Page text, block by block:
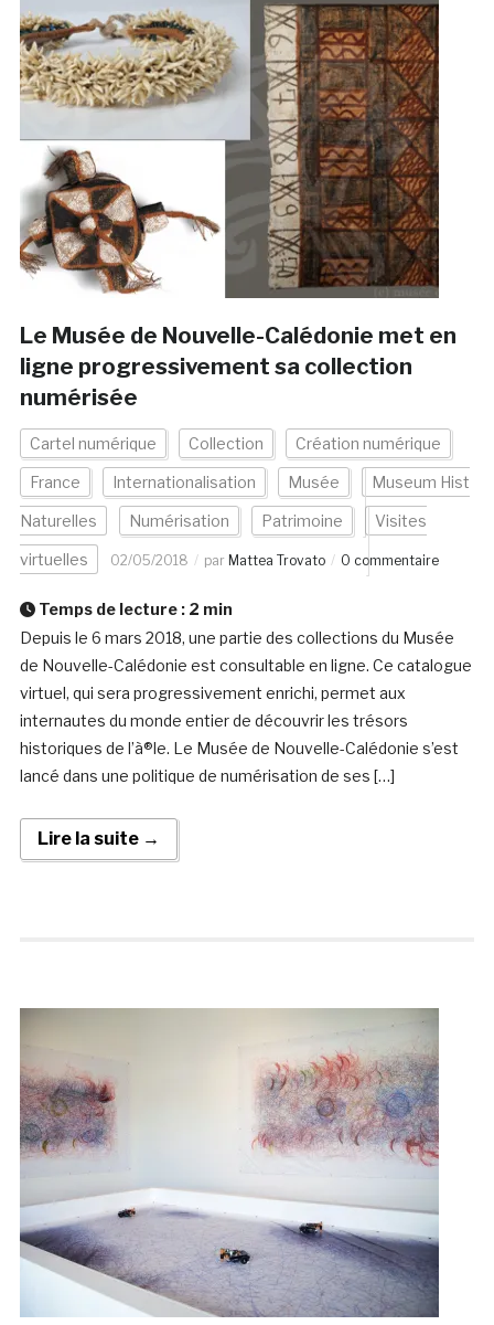
Le Musée de Nouvelle-Calédonie met en
ligne progressivement sa collection
numérisée
Cartel numérique Collection Création numérique
France Internationalisation Musée Museum Hist
Naturelles Numérisation Patrimoine Visites
virtuelles 02/05/2018 par Mattea Trovato 0 commentaire
Temps de lecture : 2 min
Depuis le 6 mars 2018, une partie des collections du Musée
de Nouvelle-Calédonie est consultable en ligne. Ce catalogue
virtuel, qui sera progressivement enrichi, permet aux
internautes du monde entier de découvrir les trésors
historiques de l’à®le. Le Musée de Nouvelle-Calédonie s’est
lancé dans une politique de numérisation de ses […]
Lire la suite →